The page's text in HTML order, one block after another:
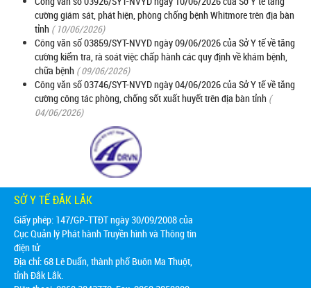
cường giám sát, phát hiện, phòng chống bệnh Whitmore trên địa bàn
tỉnh ( 10/06/2026)
Công văn số 03859/SYT-NVYD ngày 09/06/2026 của Sở Y tế về tăng
cường kiểm tra, rà soát việc chấp hành các quy định về khám bệnh,
chữa bệnh ( 09/06/2026)
Công văn số 03746/SYT-NVYD ngày 04/06/2026 của Sở Y tế về tăng
cường công tác phòng, chống sốt xuất huyết trên địa bàn tỉnh (
04/06/2026)
SỞ Y TẾ ĐẮK LẮK
Giấy phép: 147/GP-TTĐT ngày 30/09/2008 của
Cục Quản lý Phát hành Truyền hình và Thông tin
điện tử
Địa chỉ:68 Lê Duẩn, thành phố Buôn Ma Thuột,
tỉnh Đắk Lắk.